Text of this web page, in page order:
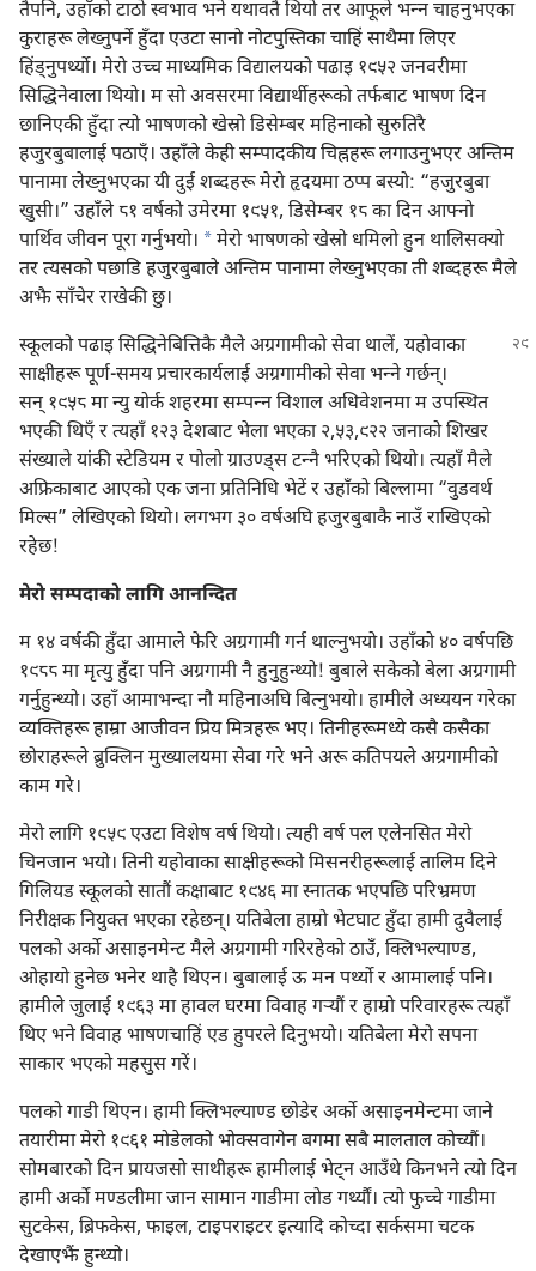
तैपनि, उहाँको टाठो स्वभाव भने यथावतै थियो तर आफूले भन्‍न चाहनुभएका
कुराहरू लेख्नुपर्ने हुँदा एउटा सानो नोटपुस्तिका चाहिं साथैमा लिएर
हिंड्‌नुपर्थ्यो। मेरो उच्च माध्यमिक विद्यालयको पढाइ १९५२ जनवरीमा
सिद्धिनेवाला थियो। म सो अवसरमा विद्यार्थीहरूको तर्फबाट भाषण दिन
छानिएकी हुँदा त्यो भाषणको खेस्रो डिसेम्बर महिनाको सुरुतिरै
हजुरबुबालाई पठाएँ। उहाँले केही सम्पादकीय चिह्नहरू लगाउनुभएर अन्तिम
पानामा लेख्नुभएका यी दुई शब्दहरू मेरो हृदयमा ठप्प बस्यो: “हजुरबुबा
खुसी।” उहाँले ८१ वर्षको उमेरमा १९५१, डिसेम्बर १८ का दिन आफ्नो
पार्थिव जीवन पूरा गर्नुभयो। aमेरो भाषणको खेस्रो धमिलो हुन थालिसक्यो
तर त्यसको पछाडि हजुरबुबाले अन्तिम पानामा लेख्नुभएका ती शब्दहरू मैले
अझै साँचेर राखेकी छु।
स्कूलको पढाइ सिद्धिनेबित्तिकै मैले अग्रगामीको सेवाथालें, यहोवाका
साक्षीहरू पूर्ण-समय प्रचारकार्यलाई अग्रगामीको सेवा भन्‍ने गर्छन्‌।
सन्‌ १९५८ मा न्यु योर्क शहरमा सम्पन्‍न विशाल अधिवेशनमा म उपस्थित
भएकी थिएँ र त्यहाँ १२३ देशबाट भेला भएका २,५३,९२२ जनाको शिखर
संख्याले यांकी स्टेडियम र पोलो ग्राउण्ड्‌स टन्‍नै भरिएको थियो। त्यहाँ मैले
अफ्रिकाबाट आएको एक जना प्रतिनिधि भेटें र उहाँको बिल्लामा “वुडवर्थ
मिल्स” लेखिएको थियो। लगभग ३० वर्षअघि हजुरबुबाकै नाउँ राखिएको
रहेछ!
मेरो सम्पदाको लागि आनन्दित
म १४ वर्षकी हुँदा आमाले फेरि अग्रगामी गर्न थाल्नुभयो। उहाँको ४० वर्षपछि
१९८८ मा मृत्यु हुँदा पनि अग्रगामी नै हुनुहुन्थ्यो! बुबाले सकेको बेला अग्रगामी
गर्नुहुन्थ्यो। उहाँ आमाभन्दा नौ महिनाअघि बित्नुभयो। हामीले अध्ययन गरेका
व्यक्‍तिहरू हाम्रा आजीवन प्रिय मित्रहरू भए। तिनीहरूमध्ये कसै कसैका
छोराहरूले ब्रुक्लिन मुख्यालयमा सेवा गरे भने अरू कतिपयले अग्रगामीको
काम गरे।
मेरो लागि १९५९ एउटा विशेष वर्ष थियो। त्यही वर्ष पल एलेनसित मेरो
चिनजान भयो। तिनी यहोवाका साक्षीहरूको मिसनरीहरूलाई तालिम दिने
गिलियड स्कूलको सातौं कक्षाबाट १९४६ मा स्नातक भएपछि परिभ्रमण
निरीक्षक नियुक्‍त भएका रहेछन्‌। यतिबेला हाम्रो भेटघाट हुँदा हामी दुवैलाई
पलको अर्को असाइनमेन्ट मैले अग्रगामी गरिरहेको ठाउँ, क्लिभल्याण्ड,
ओहायो हुनेछ भनेर थाहै थिएन। बुबालाई ऊ मन पर्थ्यो र आमालाई पनि।
हामीले जुलाई १९६३ मा हावल घरमा विवाह गऱ्‍यौं र हाम्रो परिवारहरू त्यहाँ
थिए भने विवाह भाषणचाहिं एड हुपरले दिनुभयो। यतिबेला मेरो सपना
साकार भएको महसुस गरें।
पलको गाडी थिएन। हामी क्लिभल्याण्ड छोडेर अर्को असाइनमेन्टमा जाने
तयारीमा मेरो १९६१ मोडेलको भोक्सवागेन बगमा सबै मालताल कोच्यौं।
सोमबारको दिन प्रायजसो साथीहरू हामीलाई भेट्‌न आउँथे किनभने त्यो दिन
हामी अर्को मण्डलीमा जान सामान गाडीमा लोड गर्थ्यौं। त्यो फुच्चे गाडीमा
सुटकेस, ब्रिफकेस, फाइल, टाइपराइटर इत्यादि कोच्दा सर्कसमा चटक
देखाएझैं हुन्थ्यो।